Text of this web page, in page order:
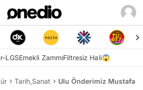
LGSEmekli ZammıFiltresiz Hali😱
Tarih,Sanat Ulu Önderimiz Mustafa